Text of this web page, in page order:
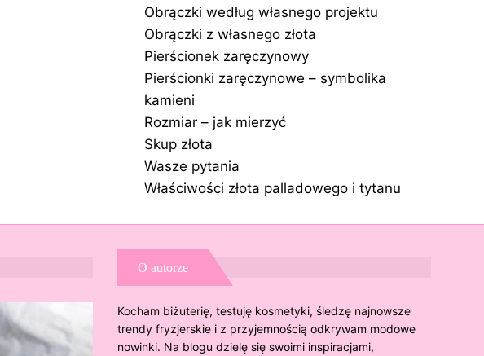
Obrączki według własnego projektu
Obrączki z własnego złota
Pierścionek zaręczynowy
Pierścionki zaręczynowe – symbolika
kamieni
Rozmiar – jak mierzyć
Skup złota
Wasze pytania
Właściwości złota palladowego i tytanu
O autorze
Kocham biżuterię, testuję kosmetyki, śledzę najnowsze
trendy fryzjerskie i z przyjemnością odkrywam modowe
nowinki. Na blogu dzielę się swoimi inspiracjami,